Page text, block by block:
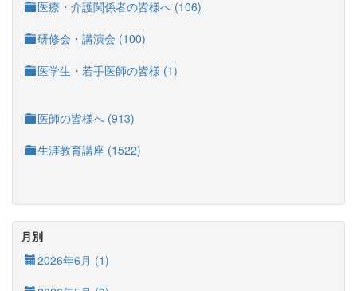
医療・介護関係者の皆様へ (106)
研修会・講演会 (100)
医学生・若手医師の皆様 (1)
医師の皆様へ (913)
生涯教育講座 (1522)
月別
2026年6月 (1)